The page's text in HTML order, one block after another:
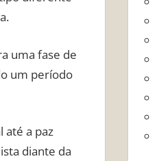
uma fase de
um período
até a paz
diante da